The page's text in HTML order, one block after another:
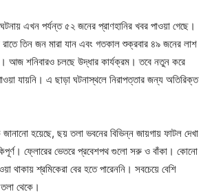
এখন পর্যন্ত ৫২ জনের প্রাণহানির খবর পাওয়া গেছে।
তিন জন মারা যান এবং গতকাল শুক্রবার ৪৯ জনের লাশ
আজ শনিবারও চলছে উদ্ধার কার্যক্রম। তবে নতুন করে
যায়নি। এ ছাড়া ঘটনাস্থলে নিরাপত্তার জন্য অতিরিক্ত
জানানো হয়েছে, ছয় তলা ভবনের বিভিন্ন জায়গায় ফাটল দেখা
ফ্লোরের ভেতরে প্রবেশপথ গুলো সরু ও বাঁকা। কোনো
থাকায় শ্রমিকেরা বের হতে পারেননি। সবচেয়ে বেশি
থেকে।